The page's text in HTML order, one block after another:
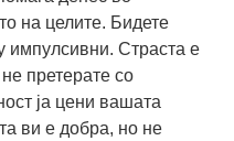
на целите. Бидете
импулсивни. Страста е
претерате со
ја цени вашата
ви е добра, но не